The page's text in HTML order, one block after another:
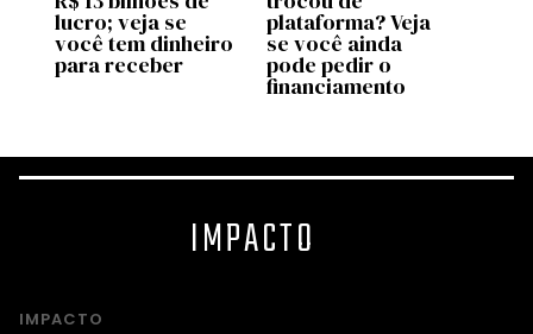
lucro; veja se
você tem dinheiro
para receber
plataforma? Veja
se você ainda
pode pedir o
financiamento
IMPACTO
IMPACTO